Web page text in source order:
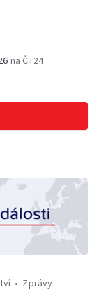
na ČT24
Zprávy